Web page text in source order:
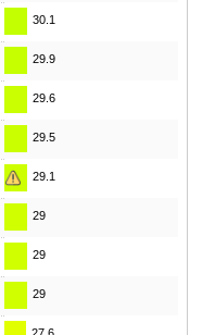
30.1
29.9
29.6
29.5
29.1
29
29
29